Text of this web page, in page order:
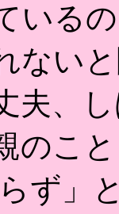
いる
ない
夫、
のこ
ず」